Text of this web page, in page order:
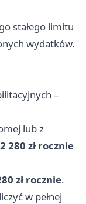
stałego limitu
wydatków.
–
lub z
280 zł rocznie
zł rocznie.
w pełnej